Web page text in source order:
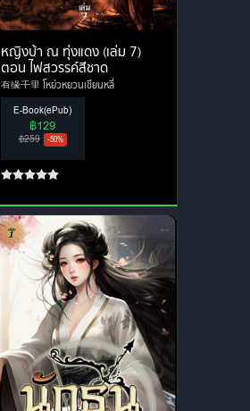
หญิงบ้า ณ ทุ่งแดง (เล่ม 7)
ตอน ไฟสวรรค์สีชาด
有缘千里 โหย่วหยวนเชียนหลี่
Daisy Bellis Perennis / 有缘千里 โหย่ว
หยวนเชียนหลี่
E-Book(ePub)
฿129
฿259 -50%